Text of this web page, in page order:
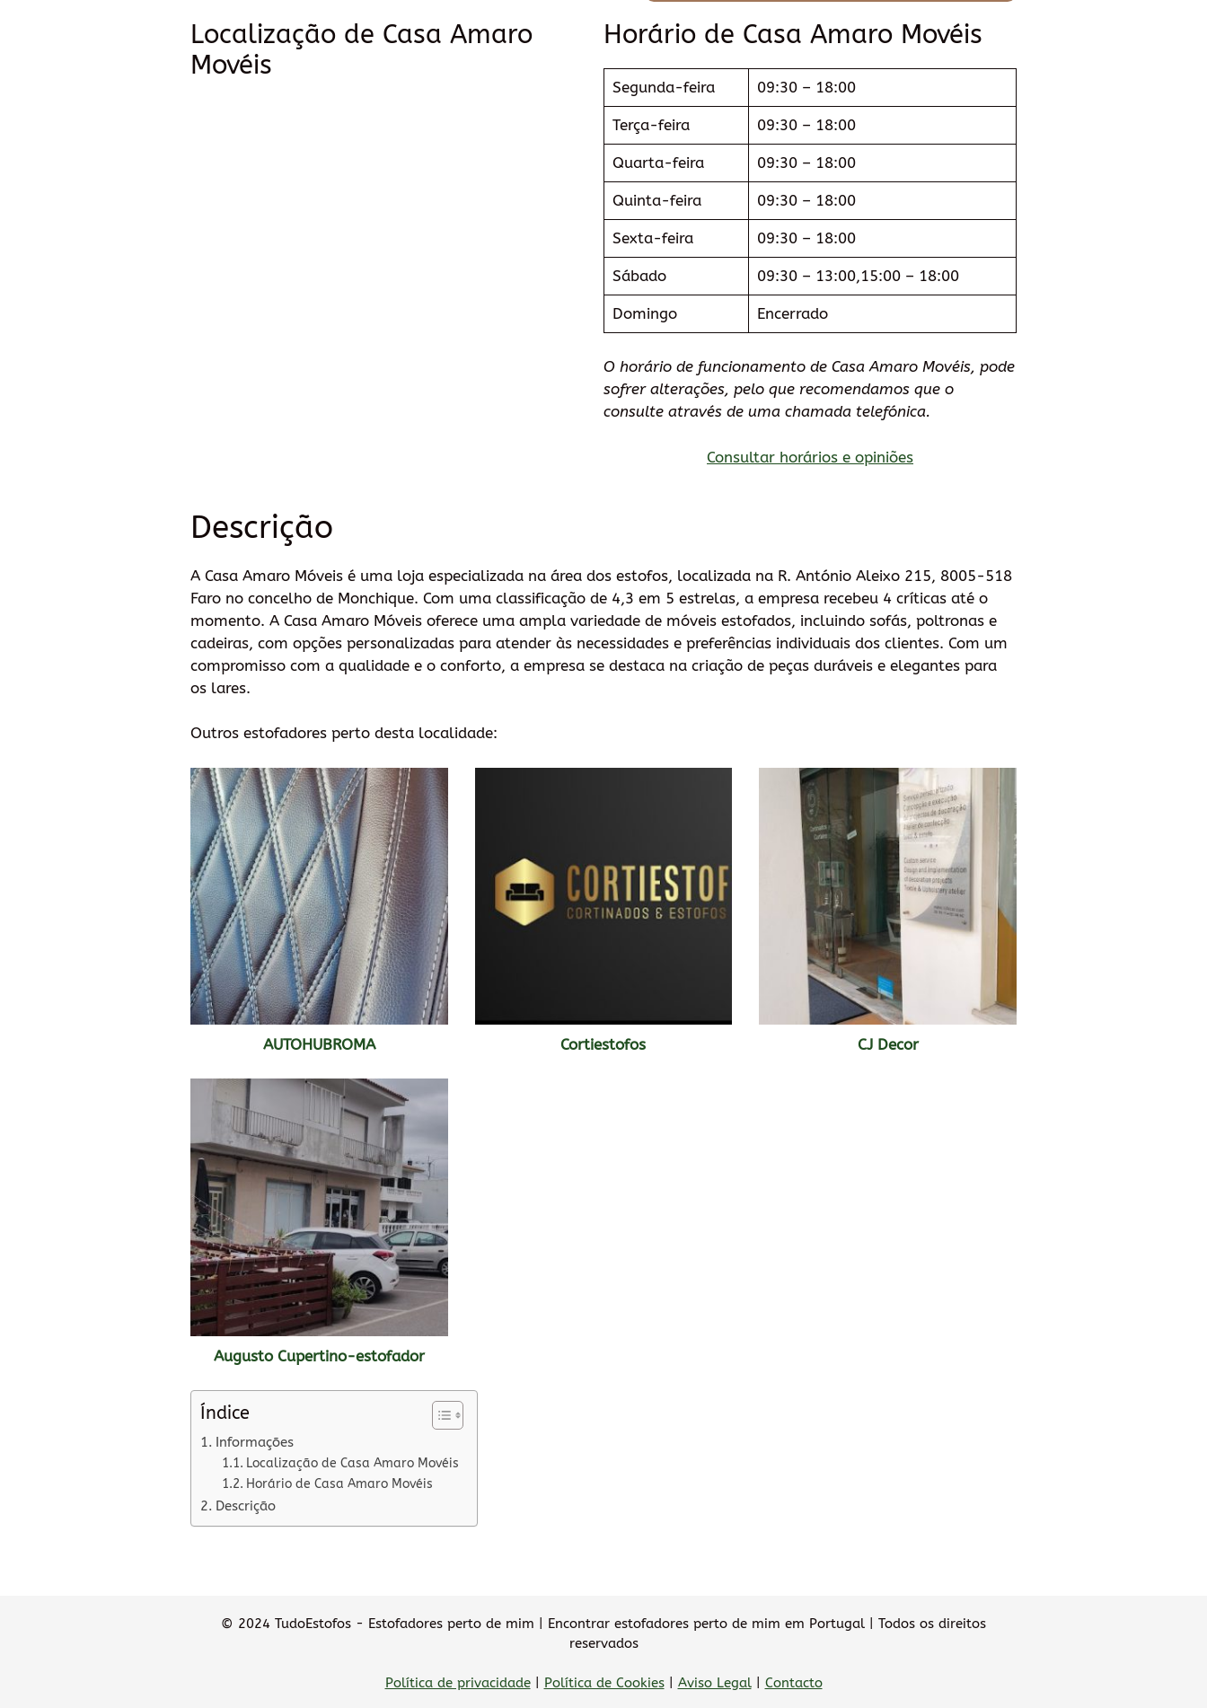
Localização de Casa Amaro
Movéis
Horário de Casa Amaro Movéis
Segunda-feira 09:30 – 18:00
Terça-feira 09:30 – 18:00
Quarta-feira 09:30 – 18:00
Quinta-feira 09:30 – 18:00
Sexta-feira 09:30 – 18:00
Sábado 09:30 – 13:00,15:00 – 18:00
Domingo Encerrado
O horário de funcionamento de Casa Amaro Movéis, pode
sofrer alterações, pelo que recomendamos que o
consulte através de uma chamada telefónica.
Consultar horários e opiniões
Descrição
A Casa Amaro Móveis é uma loja especializada na área dos estofos, localizada na R. António Aleixo 215, 8005-518
Faro no concelho de Monchique. Com uma classificação de 4,3 em 5 estrelas, a empresa recebeu 4 críticas até o
momento. A Casa Amaro Móveis oferece uma ampla variedade de móveis estofados, incluindo sofás, poltronas e
cadeiras, com opções personalizadas para atender às necessidades e preferências individuais dos clientes. Com um
compromisso com a qualidade e o conforto, a empresa se destaca na criação de peças duráveis e elegantes para
os lares.
Outros estofadores perto desta localidade:
AUTOHUBROMA Cortiestofos CJ Decor
Augusto Cupertino-estofador
Índice
Informações
Localização de Casa Amaro Movéis
Horário de Casa Amaro Movéis
Descrição
© 2024 TudoEstofos - Estofadores perto de mim | Encontrar estofadores perto de mim em Portugal | Todos os direitos
reservados
Política de privacidade| Política de Cookies| Aviso Legal| Contacto